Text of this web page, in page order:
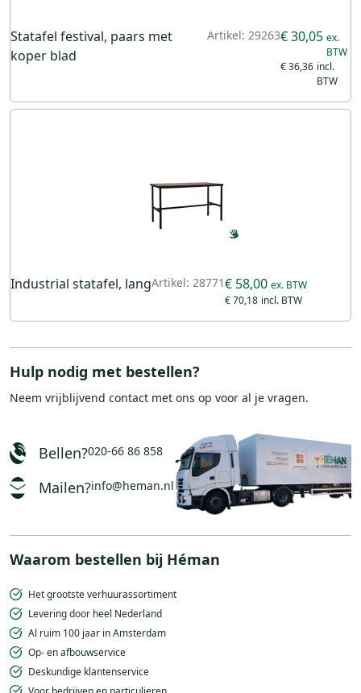
Statafel festival, paars met
koper blad
Artikel: 29263
€ 36,36
€ 30,05
Industrial statafel, langArtikel: 28771
€ 70,18
€ 58,00
Hulp nodig met bestellen?
Neem vrijblijvend contact met ons op voor al je vragen.
Bellen?020-66 86 858
Mailen?info@heman.nl
Waarom bestellen bij Héman
Het grootste verhuurassortiment
Levering door heel Nederland
Al ruim 100 jaar in Amsterdam
Op- en afbouwservice
Deskundige klantenservice